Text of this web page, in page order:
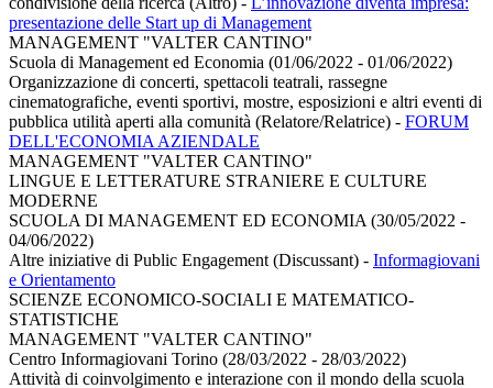
presentazione delle Start up di Management
MANAGEMENT "VALTER CANTINO"
Scuola di Management ed Economia (01/06/2022 - 01/06/2022)
Organizzazione di concerti, spettacoli teatrali, rassegne
cinematografiche, eventi sportivi, mostre, esposizioni e altri eventi di
pubblica utilità aperti alla comunità (Relatore/Relatrice) - FORUM
DELL'ECONOMIA AZIENDALE
MANAGEMENT "VALTER CANTINO"
LINGUE E LETTERATURE STRANIERE E CULTURE
MODERNE
SCUOLA DI MANAGEMENT ED ECONOMIA (30/05/2022 -
04/06/2022)
Altre iniziative di Public Engagement (Discussant) - Informagiovani
e Orientamento
SCIENZE ECONOMICO-SOCIALI E MATEMATICO-
STATISTICHE
MANAGEMENT "VALTER CANTINO"
Centro Informagiovani Torino (28/03/2022 - 28/03/2022)
Attività di coinvolgimento e interazione con il mondo della scuola